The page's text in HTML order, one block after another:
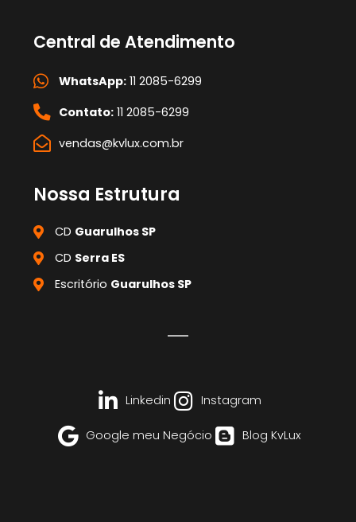
Central de Atendimento
WhatsApp:11 2085-6299
Contato:11 2085-6299
vendas@kvlux.com.br
Nossa Estrutura
CD Guarulhos SP
CD Serra ES
Escritório Guarulhos SP
Linkedin Instagram
Google meu Negócio Blog KvLux